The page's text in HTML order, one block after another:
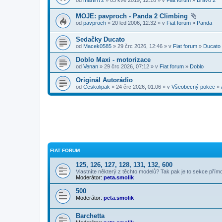
MOJE: pavproch - Panda 2 Climbing
od pavproch » 20 led 2006, 12:32 » v Fiat forum » Panda
Sedačky Ducato
od Macek0585 » 29 črc 2026, 12:46 » v Fiat forum » Ducato
Doblo Maxi - motorizace
od Venan » 29 črc 2026, 07:12 » v Fiat forum » Doblo
Originál Autorádio
od Ceskolipak » 24 črc 2026, 01:06 » v Všeobecný pokec »
FIAT FORUM
125, 126, 127, 128, 131, 132, 600
Vlastníte některý z těchto modelů? Tak pak je to sekce
Moderátor: peta.smolik
500
Moderátor: peta.smolik
Barchetta